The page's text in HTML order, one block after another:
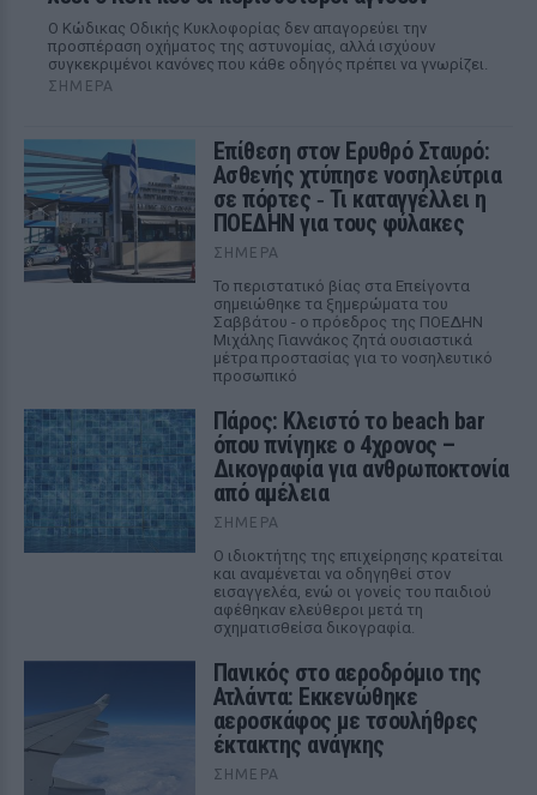
Ο Κώδικας Οδικής Κυκλοφορίας δεν απαγορεύει την
προσπέραση οχήματος της αστυνομίας, αλλά ισχύουν
συγκεκριμένοι κανόνες που κάθε οδηγός πρέπει να γνωρίζει.
ΣΉΜΕΡΑ
Επίθεση στον Ερυθρό Σταυρό:
Ασθενής χτύπησε νοσηλεύτρια
σε πόρτες ‑ Τι καταγγέλλει η
ΠΟΕΔΗΝ για τους φύλακες
ΣΉΜΕΡΑ
Το περιστατικό βίας στα Επείγοντα
σημειώθηκε τα ξημερώματα του
Σαββάτου - ο πρόεδρος της ΠΟΕΔΗΝ
Μιχάλης Γιαννάκος ζητά ουσιαστικά
μέτρα προστασίας για το νοσηλευτικό
προσωπικό
Πάρος: Κλειστό το beach bar
όπου πνίγηκε ο 4χρονος –
Δικογραφία για ανθρωποκτονία
από αμέλεια
ΣΉΜΕΡΑ
Ο ιδιοκτήτης της επιχείρησης κρατείται
και αναμένεται να οδηγηθεί στον
εισαγγελέα, ενώ οι γονείς του παιδιού
αφέθηκαν ελεύθεροι μετά τη
σχηματισθείσα δικογραφία.
Πανικός στο αεροδρόμιο της
Ατλάντα: Εκκενώθηκε
αεροσκάφος με τσουλήθρες
έκτακτης ανάγκης
ΣΉΜΕΡΑ